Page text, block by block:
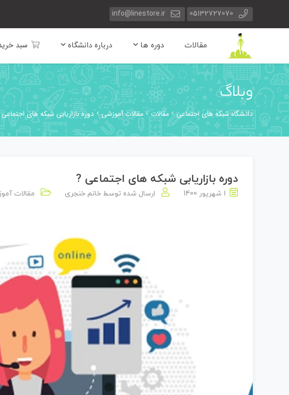
05132727070
info@linestore.ir
مقالات دوره ها درباره دانشگاه سبد
وبلاگ
دانشگاه شبکه های اجتماعی مقالات مقالات آموزشی دوره بازاریابی شبکه های
دوره بازاریابی شبکه های اجتماعی ?
1 شهریور 1400 ارسال شده توسط خانم خنجری مقالات